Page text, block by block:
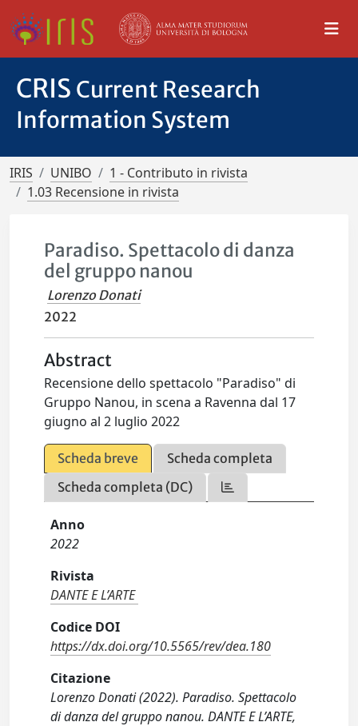
CRIS Current Research
Information System
IRIS UNIBO
1 - Contributo in rivista
1.03 Recensione in rivista
Paradiso. Spettacolo di danza
del gruppo nanou
Lorenzo Donati
2022
Abstract
Recensione dello spettacolo "Paradiso" di
Gruppo Nanou, in scena a Ravenna dal 17
giugno al 2 luglio 2022
Scheda breve
Scheda completa
Scheda completa (DC)
Anno
2022
Rivista
DANTE E L’ARTE
Codice DOI
https://dx.doi.org/10.5565/rev/dea.180
Citazione
Lorenzo Donati (2022). Paradiso. Spettacolo
di danza del gruppo nanou. DANTE E L’ARTE,